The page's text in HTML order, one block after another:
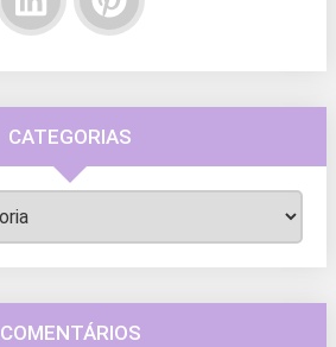
CATEGORIAS
COMENTÁRIOS